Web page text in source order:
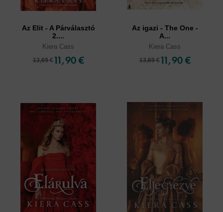
Az Elit - A Párválasztó
2....
Kiera Cass
13,69 € 11,90 €
Az igazi - The One -
A...
Kiera Cass
13,69 € 11,90 €